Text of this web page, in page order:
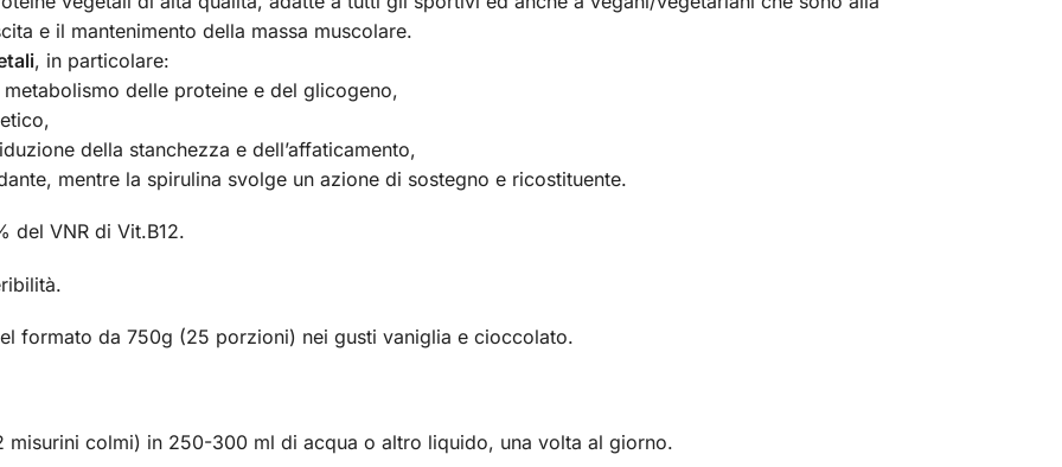
e il mantenimento della massa muscolare.
, in particolare:
delle proteine e del glicogeno,
della stanchezza e dell’affaticamento,
mentre la spirulina svolge un azione di sostegno e ricostituente.
del VNR di Vit.B12.
formato da 750g (25 porzioni) nei gusti vaniglia e cioccolato.
colmi) in 250-300 ml di acqua o altro liquido, una volta al giorno.